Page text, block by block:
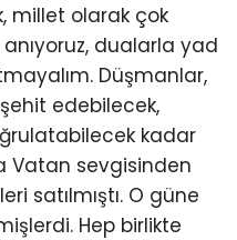
millet olarak çok
dualarla yad
Düşmanlar,
edebilecek,
kadar
Vatan sevgisinden
satılmıştı. O güne
Hep birlikte